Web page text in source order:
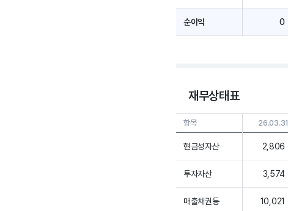
순이익 0
재무상태표
항목 26.03.31
현금성자산 2,806
투자자산 3,574
매출채권등 10,021